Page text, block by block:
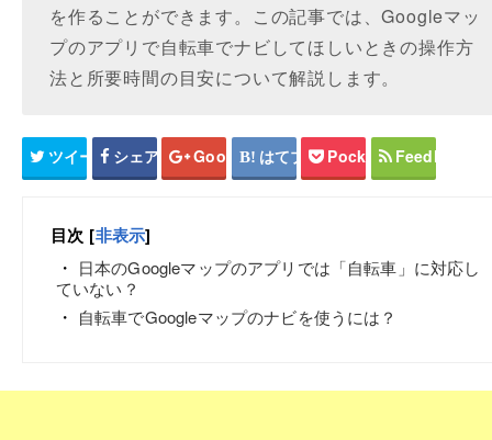
を作ることができます。この記事では、Googleマッ
プのアプリで自転車でナビしてほしいときの操作方
法と所要時間の目安について解説します。
ツイート シェア Google+ はてブ Pocket Feedly
目次 [非表示]
日本のGoogleマップのアプリでは「自転車」に対応し
ていない？
自転車でGoogleマップのナビを使うには？